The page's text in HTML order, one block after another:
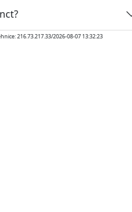
216.73.217.33/2026-08-07 13:32:23